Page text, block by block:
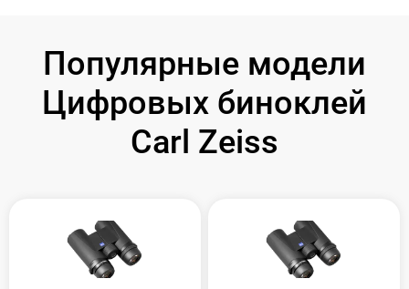
Популярные модели
Цифровых биноклей
Carl Zeiss